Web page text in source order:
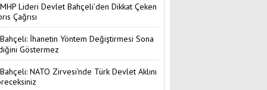
MHP Lideri Devlet Bahçeli'den Dikkat Çeken
Çağrısı
Bahçeli: İhanetin Yöntem Değiştirmesi Sona
Göstermez
Bahçeli: NATO Zirvesi'nde Türk Devlet Aklını